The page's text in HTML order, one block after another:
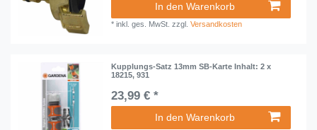
In den Warenkorb
*inkl. ges. MwSt. zzgl.Versandkosten
Kupplungs-Satz 13mm SB-Karte Inhalt: 2 x
18215, 931
23,99 € *
In den Warenkorb